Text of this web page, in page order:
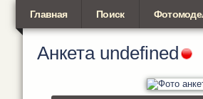
Главная Поиск
Анкета undefined